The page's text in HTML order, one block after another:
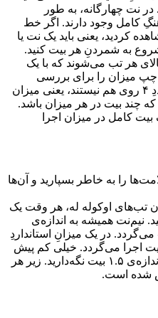
در نت چهارگانه، به طور
هر ضرب‌آهنگِ کامل وجود دارند. اگر خط
کردید، یعنی باید یک نت یا
شروع به شمردنِ هر بیت کنید.
هر تب می‌شوند که با یک
میزان را برای بررسی
میزان‌نما چک کنید. اگر دیدید دو عددِ ۴ روی هم نیستند، یعنی میزان
که چند بیت در هر میزان باشد.
کامل در میزان اجرا
را به خاطر بسپارید و آن‌ها
تب‌های اوکوله له، هر وقت یک
نیم‌نت همیشه به اندازه‌ی
محسوب می‌گردد. در یک میزانِ استانداردِ
نیم‌نت به اندازه‌ی ۲ الی ۴ بیت اجرا می‌گردد. خیلی کم پیش
می‌آید که بخواهید یک نیم‌نت را به اندازه‌ی ۱.۵ بیت نگه‌دارید. زیر هر
شده است.